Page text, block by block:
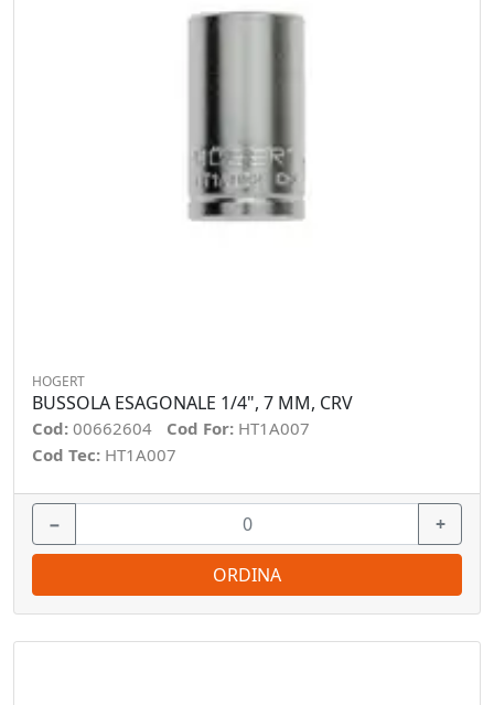
HOGERT
BUSSOLA ESAGONALE 1/4", 7 MM, CRV
Cod: 00662604 Cod For: HT1A007
Cod Tec: HT1A007
− +
ORDINA